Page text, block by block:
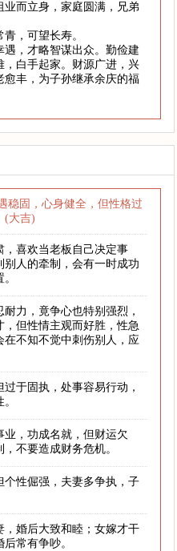
业而立身，家庭圆满，兄弟
，可望长寿。
遇，才略智谋出众。勤俭建
，白手起家。财源广进，兴
愈丰，为子孙继承余庆的福
稳固，心身健全，但性格过
(大吉)
，喜欢当老板自己决定事
别人的牵制，会有一时成功
耐力，竟争心也特别强烈，
，但性情主观而好胜，性急
在不知不觉中刺伤别人，应
过于固执，处事容易行动，
业，功成名就，但财运欠
不要造成财务危机。
个性倔强，夫妻多争执，子
，婚后大致和睦；女嫁才干
常有争吵。